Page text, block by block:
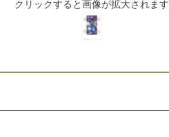
クリックすると画像が拡大されます